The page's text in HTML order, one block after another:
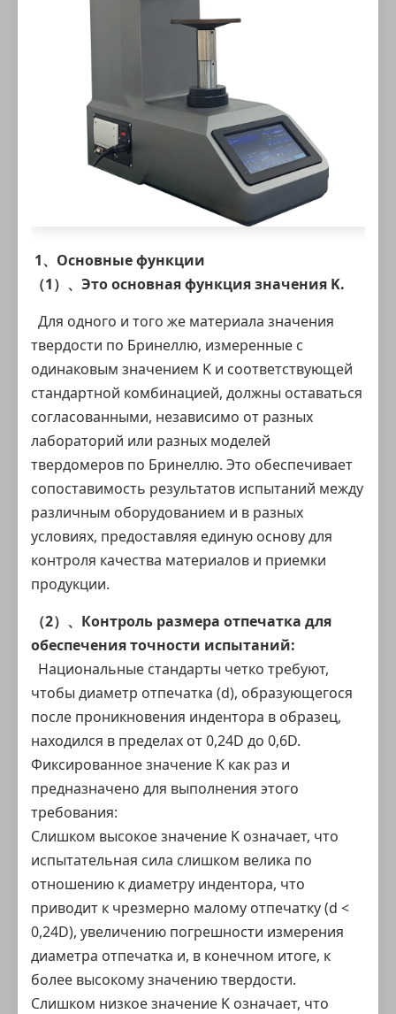
1、Основные функции
（1）、Это основная функциязначения K.
Для одного и того же материала значения
твердости по Бринеллю, измеренные с
одинаковым значением K и соответствующей
стандартной комбинацией, должны оставаться
согласованными, независимо от разных
лабораторий или разных моделей
твердомеров по Бринеллю. Это обеспечивает
сопоставимость результатов испытаний между
различным оборудованием и в разных
условиях, предоставляя единую основу для
контроля качества материалов и приемки
продукции.
（2）、Контроль размера отпечатка для
обеспечения точности испытаний:
Национальные стандарты четко требуют,
чтобы диаметр отпечатка (d), образующегося
после проникновения индентора в образец,
находился в пределах от 0,24D до 0,6D.
Фиксированное значение K как раз и
предназначено для выполнения этого
требования:
Слишком высокое значение K означает, что
испытательная сила слишком велика по
отношению к диаметру индентора, что
приводит к чрезмерно малому отпечатку (d <
0,24D), увеличению погрешности измерения
диаметра отпечатка и, в конечном итоге, к
более высокому значению твердости.
Слишком низкое значение K означает, что